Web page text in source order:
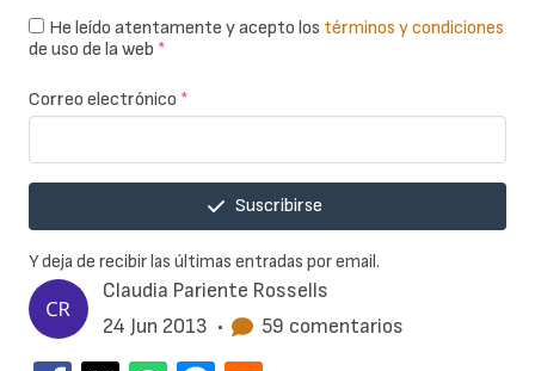
Claudia Pariente Rossells
24 Jun 2013 • 59 comentarios
He leído atentamente y acepto los términos y condiciones
de uso de la web *
Correo electrónico *
Suscribirse
Y deja de recibir las últimas entradas por email.